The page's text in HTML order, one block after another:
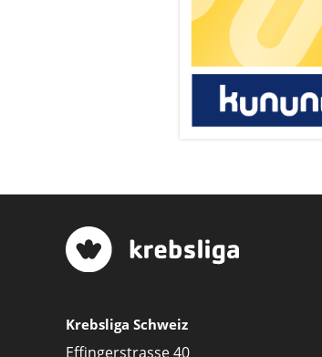
Krebsliga Schweiz
Effingerstrasse 40